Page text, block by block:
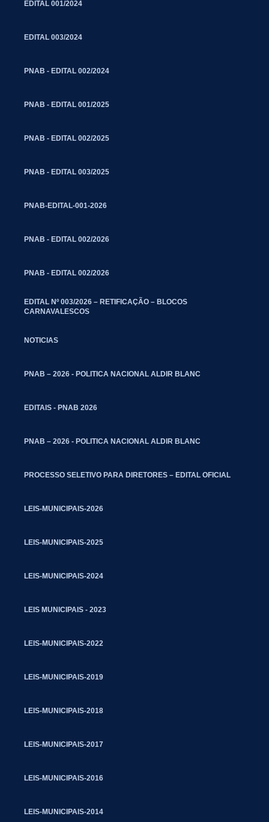
EDITAL 001/2024
EDITAL 003/2024
PNAB - EDITAL 002/2024
PNAB - EDITAL 001/2025
PNAB - EDITAL 002/2025
PNAB - EDITAL 003/2025
PNAB-EDITAL-001-2026
PNAB - EDITAL 002/2026
PNAB - EDITAL 002/2026
EDITAL Nº 003/2026 – RETIFICAÇÃO – BLOCOS
CARNAVALESCOS
NOTICIAS
PNAB – 2026 - POLITICA NACIONAL ALDIR BLANC
EDITAIS - PNAB 2026
PNAB – 2026 - POLITICA NACIONAL ALDIR BLANC
PROCESSO SELETIVO PARA DIRETORES – EDITAL OFICIAL
LEIS-MUNICIPAIS-2026
LEIS-MUNICIPAIS-2025
LEIS-MUNICIPAIS-2024
LEIS MUNICIPAIS - 2023
LEIS-MUNICIPAIS-2022
LEIS-MUNICIPAIS-2019
LEIS-MUNICIPAIS-2018
LEIS-MUNICIPAIS-2017
LEIS-MUNICIPAIS-2016
LEIS-MUNICIPAIS-2014